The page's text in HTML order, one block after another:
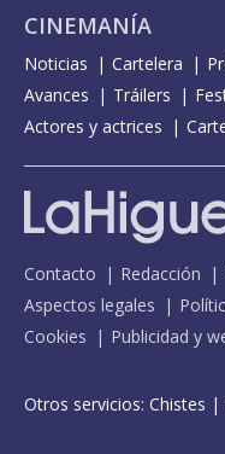
CINEMANÍA
Noticias Cartelera
Avances
Tráilers
Actores y actrices
Contacto Redacción
Aspectos legales
Cookies
Publicidad y
Otros servicios: Chistes |